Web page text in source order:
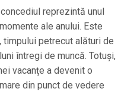
reprezintă unul
ale anului. Este
petrecut alături de
întregi de muncă. Totuși,
vacanțe a devenit o
din punct de vedere